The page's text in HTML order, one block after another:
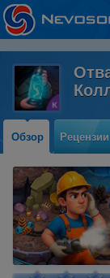
Обзор Рецензии